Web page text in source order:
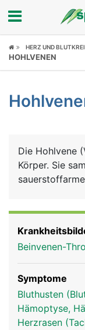
Fokus
Symptome
News
Rubriken
HERZ UND
HOHLVENEN
Die Hohlvene
Körper. Sie
Hohlvenen, da
Abschnitt
sammelt das
(Kopf, Hals,
sammelt das
(Beine,
Beinvenen-
Symptome
Bluthusten
Hämoptyse,
Herzrasen